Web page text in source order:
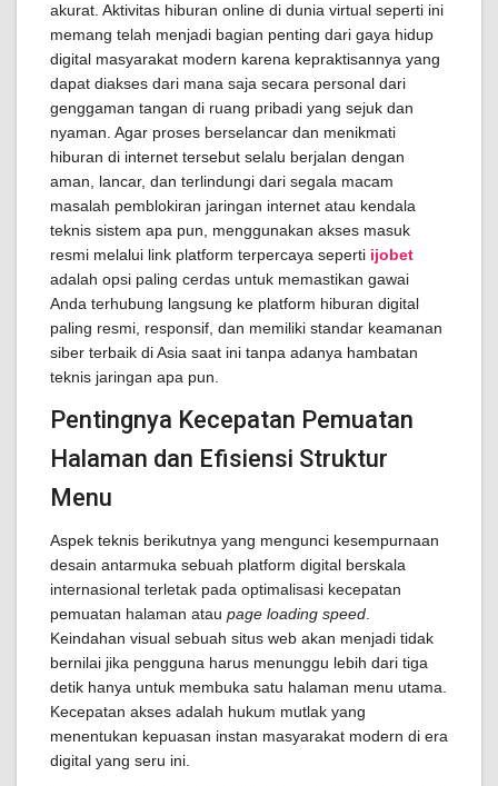
akurat. Aktivitas hiburan online di dunia virtual seperti ini
memang telah menjadi bagian penting dari gaya hidup
digital masyarakat modern karena kepraktisannya yang
dapat diakses dari mana saja secara personal dari
genggaman tangan di ruang pribadi yang sejuk dan
nyaman. Agar proses berselancar dan menikmati
hiburan di internet tersebut selalu berjalan dengan
aman, lancar, dan terlindungi dari segala macam
masalah pemblokiran jaringan internet atau kendala
teknis sistem apa pun, menggunakan akses masuk
resmi melalui link platform terpercaya seperti ijobet
adalah opsi paling cerdas untuk memastikan gawai
Anda terhubung langsung ke platform hiburan digital
paling resmi, responsif, dan memiliki standar keamanan
siber terbaik di Asia saat ini tanpa adanya hambatan
teknis jaringan apa pun.
Pentingnya Kecepatan Pemuatan
Halaman dan Efisiensi Struktur
Menu
Aspek teknis berikutnya yang mengunci kesempurnaan
desain antarmuka sebuah platform digital berskala
internasional terletak pada optimalisasi kecepatan
pemuatan halaman atau page loading speed
Keindahan visual sebuah situs web akan menjadi tidak
bernilai jika pengguna harus menunggu lebih dari tiga
detik hanya untuk membuka satu halaman menu utama.
Kecepatan akses adalah hukum mutlak yang
menentukan kepuasan instan masyarakat modern di era
digital yang seru ini.